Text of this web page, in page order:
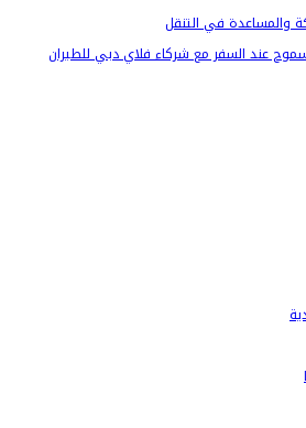
والمساعدة في التنقل
عند السفر مع شركاء فلاي دبي للطيران